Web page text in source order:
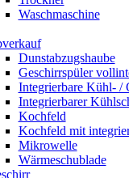
Waschmaschine
Dunstabzugshaube
Geschirrspüler
Integrierbare Kühl- /
Integrierbarer
Kochfeld
Kochfeld mit
Mikrowelle
Wärmeschublade